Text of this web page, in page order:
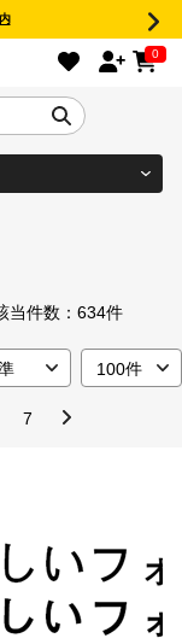
0
シック
楷書体
当件数： 634件
7